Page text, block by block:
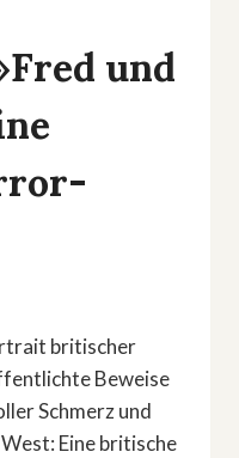
und
britischer
Beweise
Schmerz und
Eine britische